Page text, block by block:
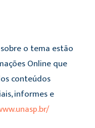
o tema estão
Online que
conteúdos
informes e